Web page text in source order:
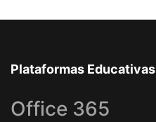
Plataformas Educativas
Office 365